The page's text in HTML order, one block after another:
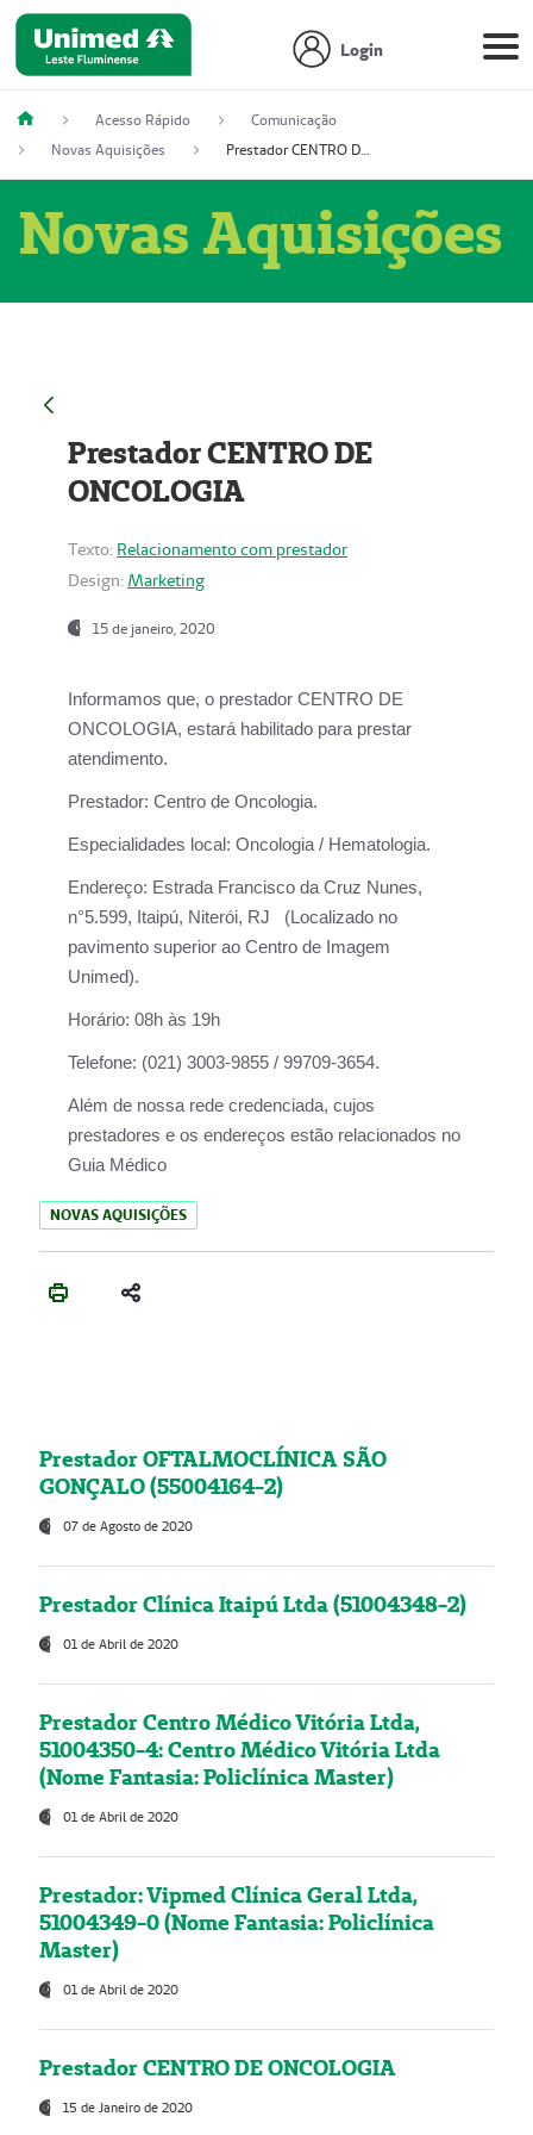
Login
Acesso Rápido
Comunicação
Novas Aquisições
Prestador CENTRO DE ONCOLOGIA
Novas Aquisições
Prestador CENTRO DE
ONCOLOGIA
Texto: Relacionamento com prestador
Design: Marketing
15 de janeiro, 2020
Informamos que, o prestador CENTRO DE
ONCOLOGIA, estará habilitado para prestar
atendimento.
Prestador: Centro de Oncologia.
Especialidades local: Oncologia / Hematologia.
Endereço: Estrada Francisco da Cruz Nunes,
n°5.599, Itaipú, Niterói, RJ (Localizado no
pavimento superior ao Centro de Imagem
Unimed).
Horário: 08h às 19h
Telefone: (021) 3003-9855 / 99709-3654.
Além de nossa rede credenciada, cujos
prestadores e os endereços estão relacionados no
Guia Médico
NOVAS AQUISIÇÕES
Prestador OFTALMOCLÍNICA SÃO
GONÇALO (55004164-2)
07 de Agosto de 2020
Prestador Clínica Itaipú Ltda (51004348-2)
01 de Abril de 2020
Prestador Centro Médico Vitória Ltda,
51004350-4: Centro Médico Vitória Ltda
(Nome Fantasia: Policlínica Master)
01 de Abril de 2020
Prestador: Vipmed Clínica Geral Ltda,
51004349-0 (Nome Fantasia: Policlínica
Master)
01 de Abril de 2020
Prestador CENTRO DE ONCOLOGIA
15 de Janeiro de 2020